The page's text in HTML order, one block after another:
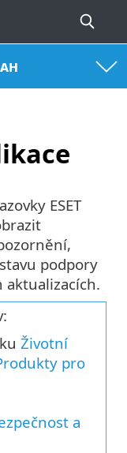
ESET
podpory
aktualizacích.
Životní
pro
a